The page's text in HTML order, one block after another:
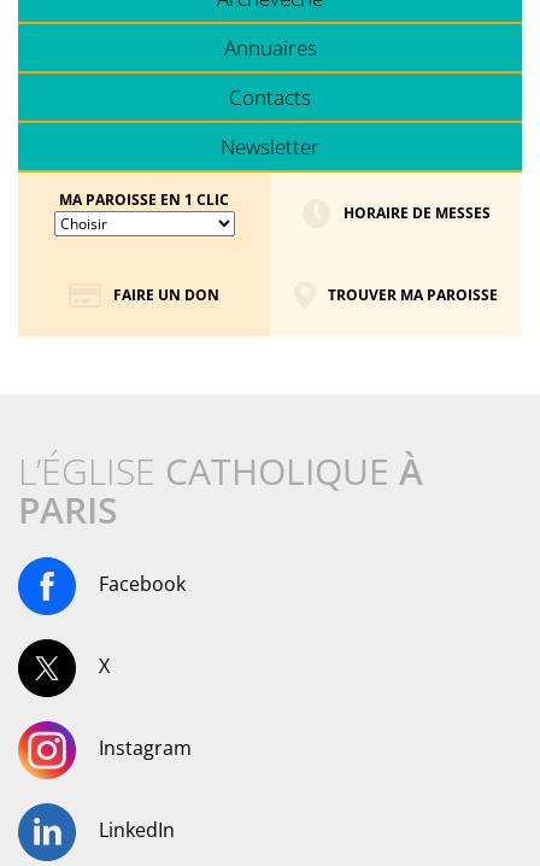
Annuaires
Contacts
Newsletter
MA PAROISSE EN 1 CLIC
HORAIRE DE MESSES
FAIRE UN DON TROUVER MA PAROISSE
L’ÉGLISE CATHOLIQUE À
PARIS
Facebook
X
Instagram
LinkedIn